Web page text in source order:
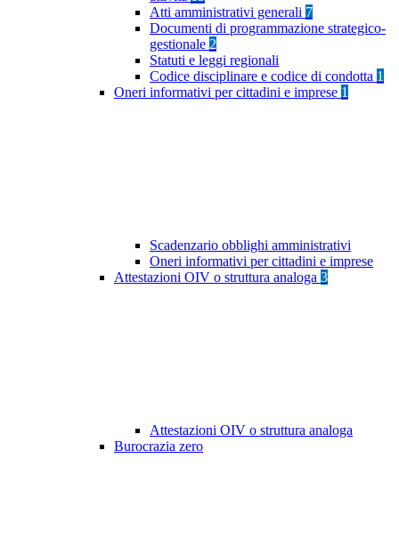
Atti amministrativi generali 7
Documenti di programmazione strategico-
gestionale 2
Statuti e leggi regionali
Codice disciplinare e codice di condotta 1
Oneri informativi per cittadini e imprese 1
Scadenzario obblighi amministrativi
Oneri informativi per cittadini e imprese
Attestazioni OIV o struttura analoga 3
Attestazioni OIV o struttura analoga
Burocrazia zero